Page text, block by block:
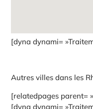
[dyna dynami=
Autres villes dans les
[relatedpages parent=
[dyna dynami=